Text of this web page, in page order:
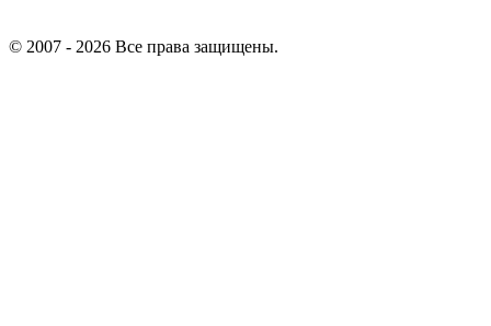
© 2007 - 2026 Все права защищены.